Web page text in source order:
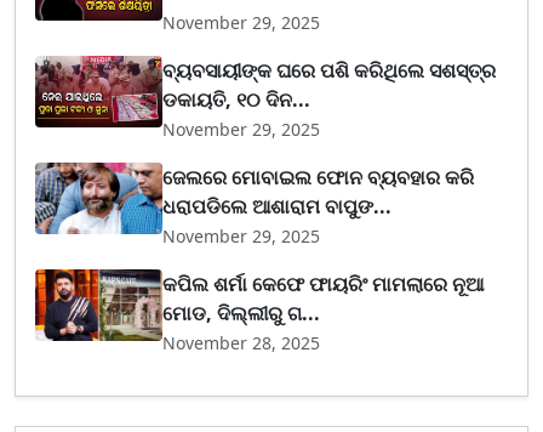
November 29, 2025
ବ୍ୟବସାୟୀଙ୍କ ଘରେ ପଶି କରିଥିଲେ ସଶସ୍ତ୍ର
ଡକାୟତି, ୧୦ ଦିନ...
November 29, 2025
ଜେଲରେ ମୋବାଇଲ ଫୋନ ବ୍ୟବହାର କରି
ଧରାପଡିଲେ ଆଶାରାମ ବାପୁଙ...
November 29, 2025
କପିଲ ଶର୍ମା କେଫେ ଫାୟରିଂ ମାମଲାରେ ନୂଆ
ମୋଡ, ଦିଲ୍ଲୀରୁ ଗ...
November 28, 2025